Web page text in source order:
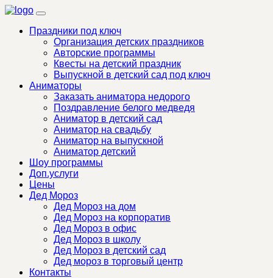
Праздники под ключ
Организация детских праздников
Авторские программы
Квесты на детский праздник
Выпускной в детский сад под ключ
Аниматоры
Заказать аниматора недорого
Поздравление белого медведя
Аниматор в детский сад
Аниматор на свадьбу
Аниматор на выпускной
Аниматор детский
Шоу программы
Доп.услуги
Цены
Дед Мороз
Дед Мороз на дом
Дед Мороз на корпоратив
Дед Мороз в офис
Дед Мороз в школу
Дед Мороз в детский сад
Дед мороз в торговый центр
Контакты